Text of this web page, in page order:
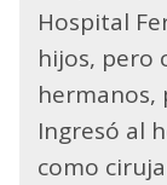
Hospital
hijos, pero
hermanos,
Ingresó al
como